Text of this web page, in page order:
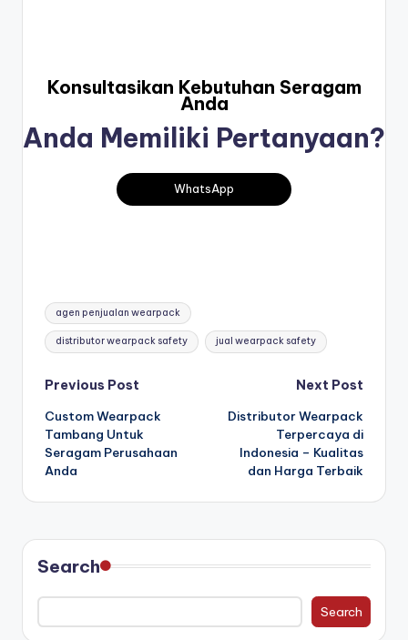
Konsultasikan Kebutuhan Seragam
Anda
Anda Memiliki Pertanyaan?
WhatsApp
Tags:
agen penjualan wearpack
distributor wearpack safety jual wearpack safety
Post
navigation
Previous Post
Custom Wearpack
Tambang Untuk
Seragam Perusahaan
Anda
Next Post
Distributor Wearpack
Terpercaya di
Indonesia – Kualitas
dan Harga Terbaik
Search
Search